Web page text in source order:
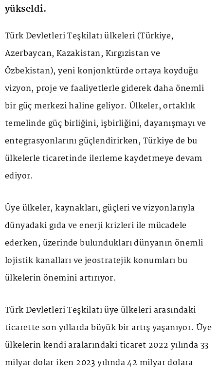
yükseldi.
Türk Devletleri Teşkilatı ülkeleri (Türkiye,
Azerbaycan, Kazakistan, Kırgızistan ve
Özbekistan), yeni konjonktürde ortaya koyduğu
vizyon, proje ve faaliyetlerle giderek daha önemli
bir güç merkezi haline geliyor. Ülkeler, ortaklık
temelinde güç birliğini, işbirliğini, dayanışmayı ve
entegrasyonlarını güçlendirirken, Türkiye de bu
ülkelerle ticaretinde ilerleme kaydetmeye devam
ediyor.
Üye ülkeler, kaynakları, güçleri ve vizyonlarıyla
dünyadaki gıda ve enerji krizleri ile mücadele
ederken, üzerinde bulundukları dünyanın önemli
lojistik kanalları ve jeostratejik konumları bu
ülkelerin önemini artırıyor.
Türk Devletleri Teşkilatı üye ülkeleri arasındaki
ticarette son yıllarda büyük bir artış yaşanıyor. Üye
ülkelerin kendi aralarındaki ticaret 2022 yılında 33
milyar dolar iken 2023 yılında 42 milyar dolara